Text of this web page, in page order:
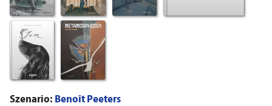
Szenario: Benoît Peeters